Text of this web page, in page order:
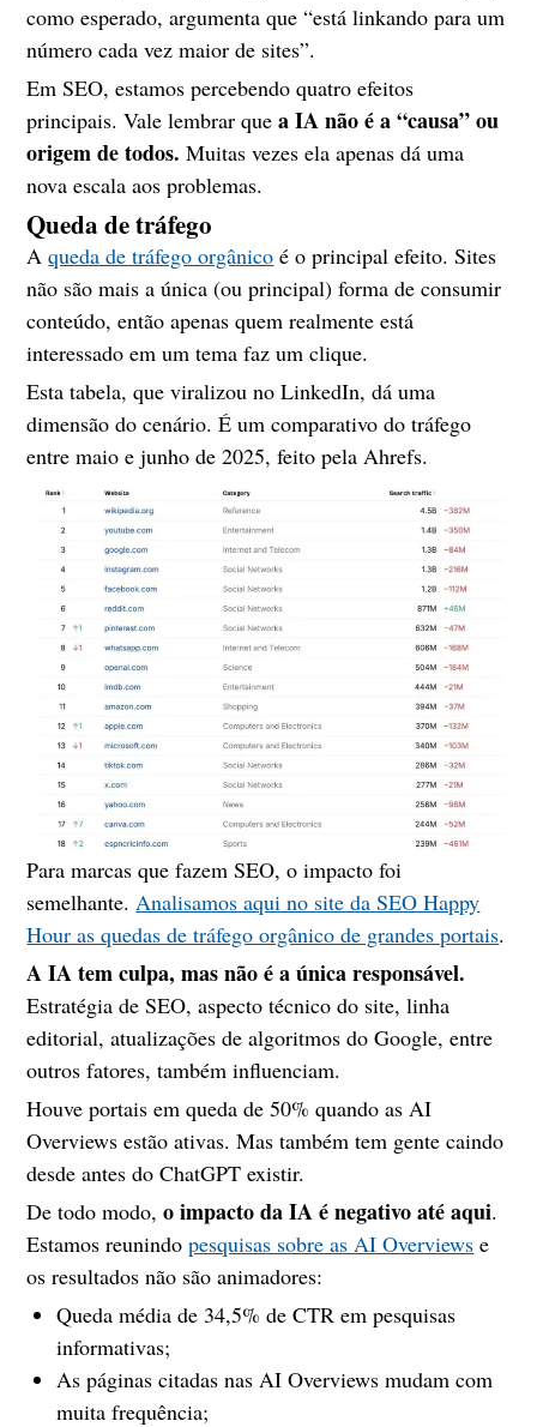
como esperado, argumenta que “está linkando para um
número cada vez maior de sites”.
Em SEO, estamos percebendo quatro efeitos
principais. Vale lembrar quea IA não é a “causa” ou
origem de todos.Muitas vezes ela apenas dá uma
nova escala aos problemas.
Queda de tráfego
Aqueda de tráfego orgânico é o principal efeito. Sites
não são mais a única (ou principal) forma de consumir
conteúdo, então apenas quem realmente está
interessado em um tema faz um clique.
Esta tabela, que viralizou no LinkedIn, dá uma
dimensão do cenário. É um comparativo do tráfego
entre maio e junho de 2025, feito pela Ahrefs.
Para marcas que fazem SEO, o impacto foi
semelhante. Analisamos aqui no site da SEO Happy
Hour as quedas de tráfego orgânico de grandes portais.
A IA tem culpa, mas não é a única responsável.
Estratégia de SEO, aspecto técnico do site, linha
editorial, atualizações de algoritmos do Google, entre
outros fatores, também influenciam.
Houve portais em queda de 50% quando as AI
Overviews estão ativas. Mas também tem gente caindo
desde antes do ChatGPT existir.
De todo modo,o impacto da IA é negativo até aqui.
Estamos reunindopesquisas sobre as AI Overviews e
os resultados não são animadores:
Queda média de 34,5% de CTR em pesquisas
informativas;
As páginas citadas nas AI Overviews mudam com
muita frequência;